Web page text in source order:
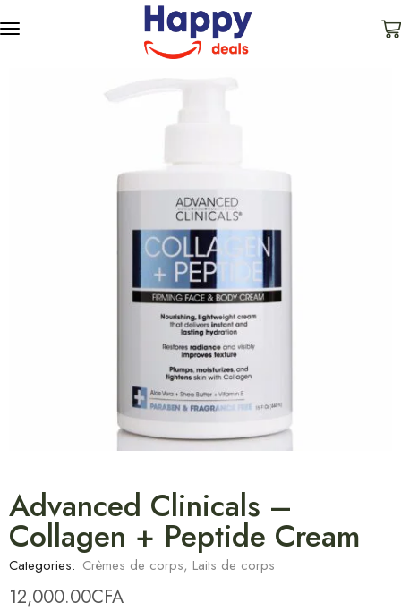
Advanced Clinicals –
Collagen + Peptide Cream
Categories: Crèmes de corps, Laits de corps
12,000.00CFA